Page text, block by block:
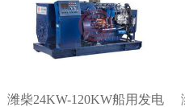
潍柴24KW-120KW船用发电